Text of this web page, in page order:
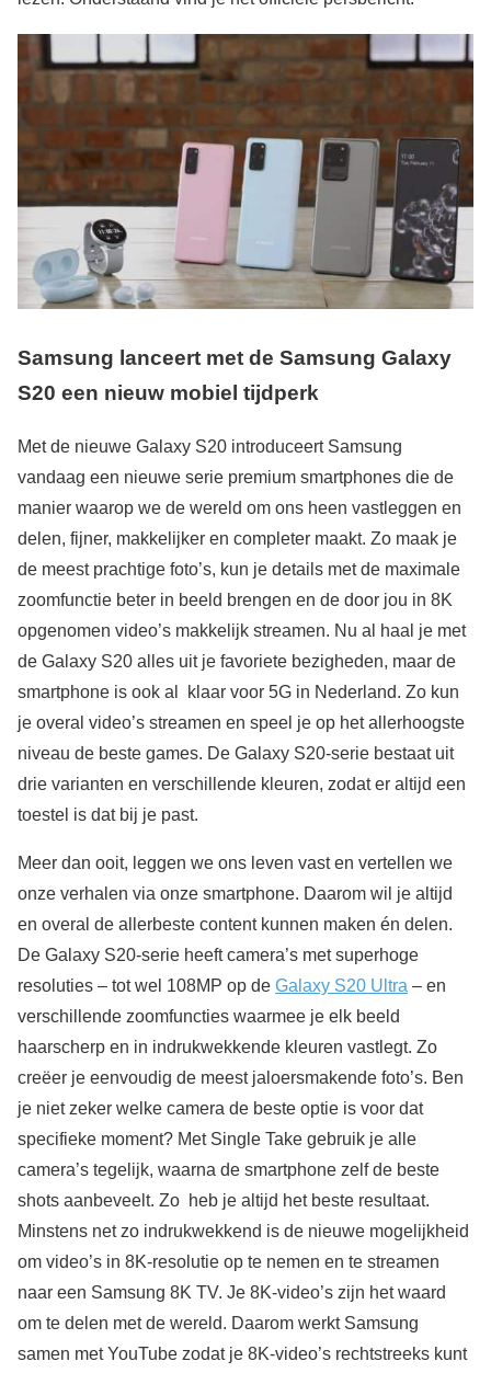
Samsung lanceert met de Samsung Galaxy
S20 een nieuw mobiel tijdperk
Met de nieuwe Galaxy S20 introduceert Samsung
vandaag een nieuwe serie premium smartphones die de
manier waarop we de wereld om ons heen vastleggen en
delen, fijner, makkelijker en completer maakt. Zo maak je
de meest prachtige foto’s, kun je details met de maximale
zoomfunctie beter in beeld brengen en de door jou in 8K
opgenomen video’s makkelijk streamen. Nu al haal je met
de Galaxy S20 alles uit je favoriete bezigheden, maar de
smartphone is ook al klaar voor 5G in Nederland. Zo kun
je overal video’s streamen en speel je op het allerhoogste
niveau de beste games. De Galaxy S20-serie bestaat uit
drie varianten en verschillende kleuren, zodat er altijd een
toestel is dat bij je past.
Meer dan ooit, leggen we ons leven vast en vertellen we
onze verhalen via onze smartphone. Daarom wil je altijd
en overal de allerbeste content kunnen maken én delen.
De Galaxy S20-serie heeft camera’s met superhoge
resoluties – tot wel 108MP op de Galaxy S20 Ultra – en
verschillende zoomfuncties waarmee je elk beeld
haarscherp en in indrukwekkende kleuren vastlegt. Zo
creëer je eenvoudig de meest jaloersmakende foto’s. Ben
je niet zeker welke camera de beste optie is voor dat
specifieke moment? Met Single Take gebruik je alle
camera’s tegelijk, waarna de smartphone zelf de beste
shots aanbeveelt. Zo heb je altijd het beste resultaat.
Minstens net zo indrukwekkend is de nieuwe mogelijkheid
om video’s in 8K-resolutie op te nemen en te streamen
naar een Samsung 8K TV. Je 8K-video’s zijn het waard
om te delen met de wereld. Daarom werkt Samsung
samen met YouTube zodat je 8K-video’s rechtstreeks kunt